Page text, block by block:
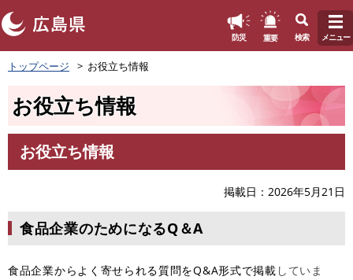
ペ
ー
頭
す
防災 重要 検索 メニュー
トップページ お役立ち情報
お役立ち情報
文
お役立ち情報
掲載日 2026年5月21日
食品企業のためになるQ＆A
食品企業からよく寄せられる質問をQ&A形式で掲載 していま